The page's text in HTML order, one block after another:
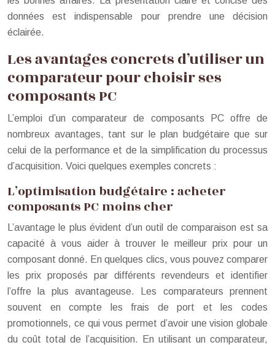
données est indispensable pour prendre une décision
éclairée.
Les avantages concrets d’utiliser un
comparateur pour choisir ses
composants PC
L’emploi d’un comparateur de composants PC offre de
nombreux avantages, tant sur le plan budgétaire que sur
celui de la performance et de la simplification du processus
d’acquisition. Voici quelques exemples concrets :
L’optimisation budgétaire : acheter
composants PC moins cher
L’avantage le plus évident d’un outil de comparaison est sa
capacité à vous aider à trouver le meilleur prix pour un
composant donné. En quelques clics, vous pouvez comparer
les prix proposés par différents revendeurs et identifier
l’offre la plus avantageuse. Les comparateurs prennent
souvent en compte les frais de port et les codes
promotionnels, ce qui vous permet d’avoir une vision globale
du coût total de l’acquisition. En utilisant un comparateur,